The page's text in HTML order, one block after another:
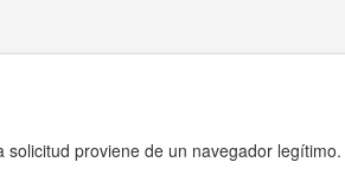
proviene de un navegador legítimo.